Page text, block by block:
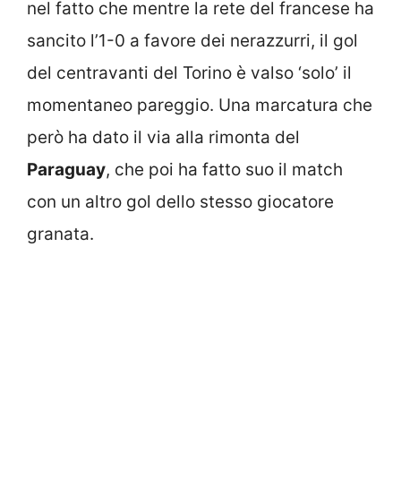
nel fatto che mentre la rete del francese ha
sancito l’1-0 a favore dei nerazzurri, il gol
del centravanti del Torino è valso ‘solo’ il
momentaneo pareggio. Una marcatura che
però ha dato il via alla rimonta del
Paraguay, che poi ha fatto suo il match
con un altro gol dello stesso giocatore
granata.